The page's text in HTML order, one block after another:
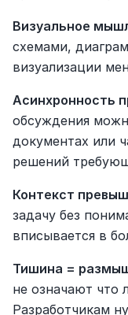
Визуальное
схемами,
визуализации
Асинхронность
обсуждения
документах или
решений
Контекст
задачу без
вписывается в
Тишина =
не означают что
Разработчикам